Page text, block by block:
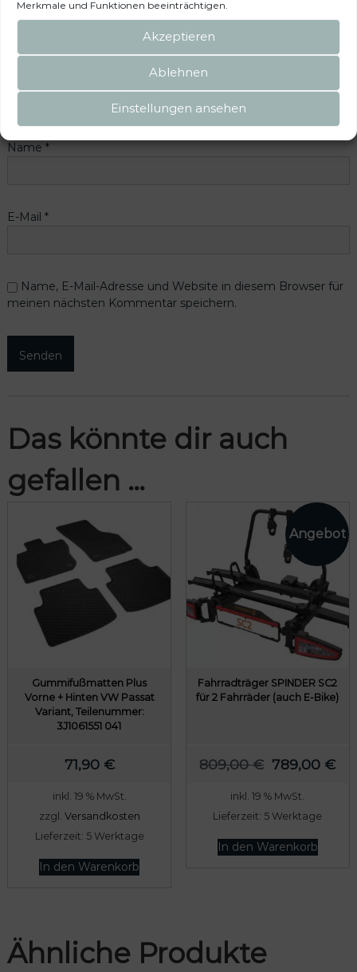
Merkmale und Funktionen beeinträchtigen.
Akzeptieren
Ablehnen
Einstellungen ansehen
Name *
E-Mail *
Name, E-Mail-Adresse und Website in diesem Browser für
meinen nächsten Kommentar speichern.
Das könnte dir auch
gefallen …
Gummifußmatten Plus
Vorne + Hinten VW Passat
Variant, Teilenummer:
3J1061551 041
71,90 €
inkl. 19 % MwSt.
zzgl. Versandkosten
Lieferzeit: 5 Werktage
In den Warenkorb
Fahrradträger SPINDER SC2
für 2 Fahrräder (auch E-Bike)
809,00€ U
s
p
r
789,00 €A
inkl. 19 % MwSt.
Lieferzeit: 5 Werktage
In den Warenkorb
Ähnliche Produkte